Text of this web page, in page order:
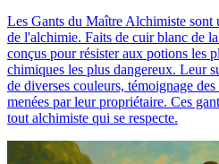
Les Gants du Maître Alchimiste sont
de l'alchimie. Faits de cuir blanc de
conçus pour résister aux potions les
chimiques les plus dangereux. Leur
de diverses couleurs, témoignage
menées par leur propriétaire. Ces
tout alchimiste qui se respecte.